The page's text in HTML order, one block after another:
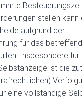
stellen kann
aufgrund der
für das
Insbesondere
ist die
eine vollständige